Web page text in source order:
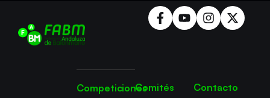
CompeticionesComités
Contacto